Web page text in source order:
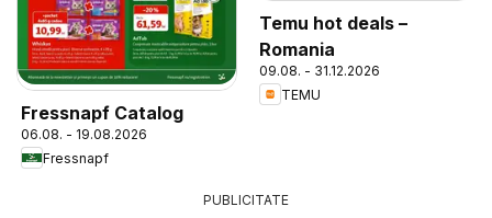
Fressnapf Catalog
06.08. - 19.08.2026
Fressnapf
Temu hot deals –
Romania
09.08. - 31.12.2026
TEMU
PUBLICITATE